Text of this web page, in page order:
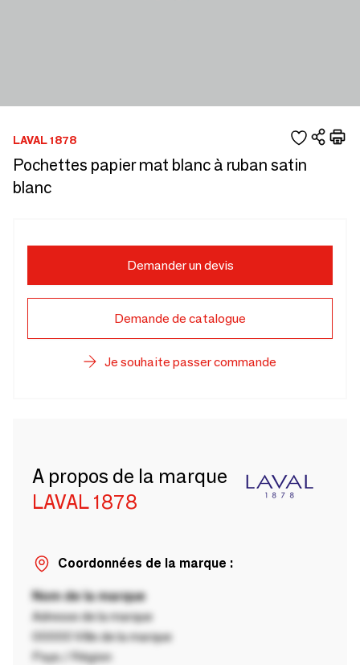
LAVAL 1878
Pochettes papier mat blanc à ruban satin
blanc
Demander un devis
Demande de catalogue
Je souhaite passer commande
A propos de la marque
LAVAL 1878
Coordonnées de la marque :
Nom de la marque
Adresse de la marque
00000 Ville de la marque
Pays / Région